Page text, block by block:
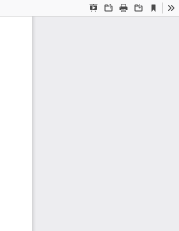
Presentation
OpenPrint Download
Current
View